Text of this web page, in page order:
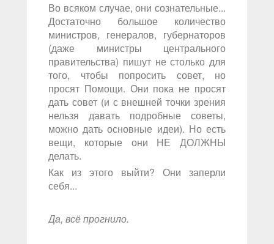
Во всяком случае, они сознательные...
Достаточно большое количество
министров, генералов, губернаторов
(даже министры центрального
правительства) пишут не столько для
того, чтобы попросить совет, но
просят Помощи. Они пока не просят
дать совет (и с внешней точки зрения
нельзя давать подробные советы,
можно дать основные идеи). Но есть
вещи, которые они НЕ ДОЛЖНЫ
делать.
Как из этого выйти? Они заперли
себя...
Да, всё прогнило.